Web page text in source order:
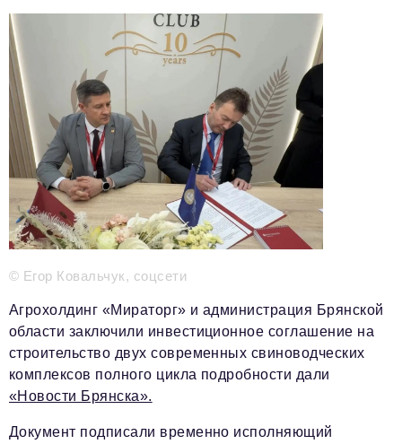
Авторские материалы
Видео
Телефон редакции: +7 495 727-01-67
Электронные почты редакции:
Информационный отдел
info@business-magazine.online
Отдел рекламы
reklama@business-magazine.online
Отдел распространения/редакционная подписка
podpiska@business-magazine.online
partner@business-magazine.online
© Егор Ковальчук, соцсети
Агрохолдинг «Мираторг» и администрация Брянской
области заключили инвестиционное соглашение на
строительство двух современных свиноводческих
комплексов полного цикла подробности дали
«Новости Брянска».
Документ подписали временно исполняющий